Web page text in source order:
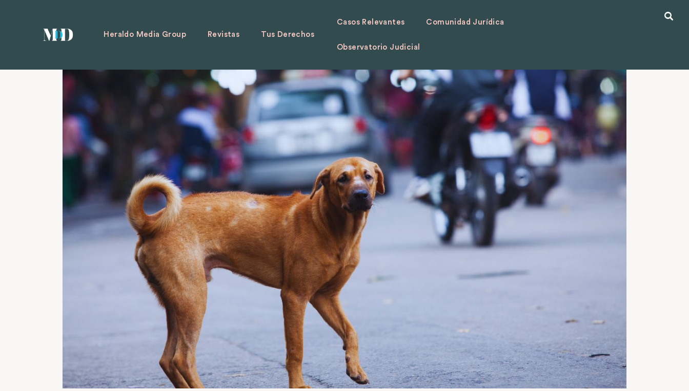
Heraldo Media Group Revistas Tus Derechos
Casos Relevantes Comunidad Jurídica
Observatorio Judicial